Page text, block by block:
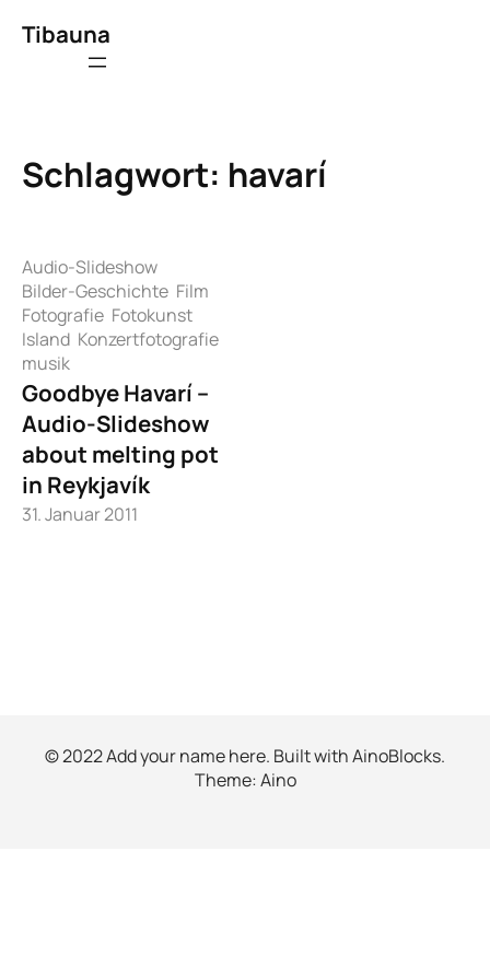
Inhalt
Tibauna
Schlagwort: havarí
Audio-Slideshow
Bilder-Geschichte Film
Fotografie Fotokunst
Island Konzertfotografie
musik
Goodbye Havarí –
Audio-Slideshow
about melting pot
in Reykjavík
31. Januar 2011
© 2022 Add your name here. Built withAinoBlocks.
Theme:Aino